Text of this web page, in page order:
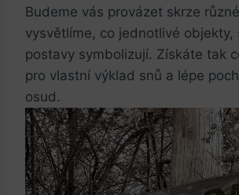
‍Budeme vás provázet‍ skrze
⁣vysvětlíme, co jednotlivé objekty,
postavy symbolizují. Získáte ⁢tak
pro vlastní výklad ⁤snů a‌ lépe
osud.